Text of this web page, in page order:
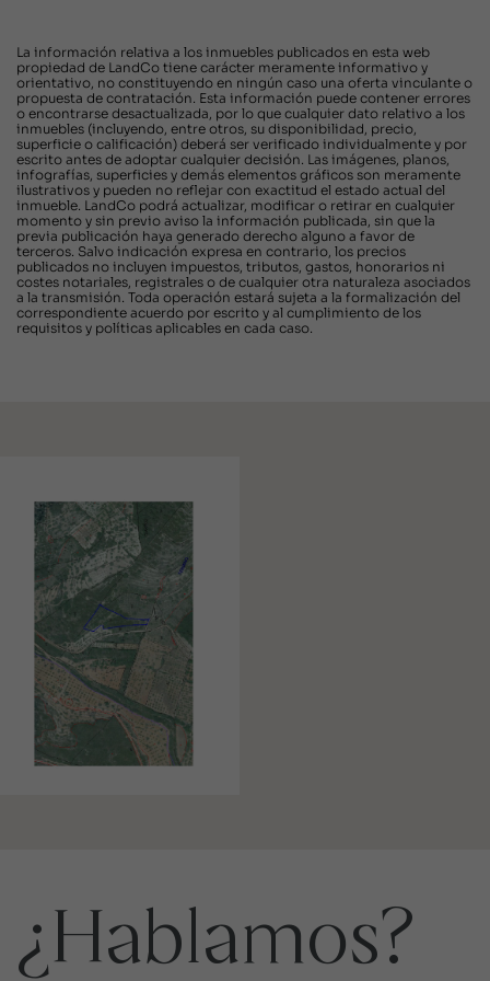
La información relativa a los inmuebles publicados en esta web
propiedad de LandCo tiene carácter meramente informativo y
orientativo, no constituyendo en ningún caso una oferta vinculante o
propuesta de contratación. Esta información puede contener errores
o encontrarse desactualizada, por lo que cualquier dato relativo a los
inmuebles (incluyendo, entre otros, su disponibilidad, precio,
superficie o calificación) deberá ser verificado individualmente y por
escrito antes de adoptar cualquier decisión. Las imágenes, planos,
infografías, superficies y demás elementos gráficos son meramente
ilustrativos y pueden no reflejar con exactitud el estado actual del
inmueble. LandCo podrá actualizar, modificar o retirar en cualquier
momento y sin previo aviso la información publicada, sin que la
previa publicación haya generado derecho alguno a favor de
terceros. Salvo indicación expresa en contrario, los precios
publicados no incluyen impuestos, tributos, gastos, honorarios ni
costes notariales, registrales o de cualquier otra naturaleza asociados
a la transmisión. Toda operación estará sujeta a la formalización del
correspondiente acuerdo por escrito y al cumplimiento de los
requisitos y políticas aplicables en cada caso.
¿Hablamos?